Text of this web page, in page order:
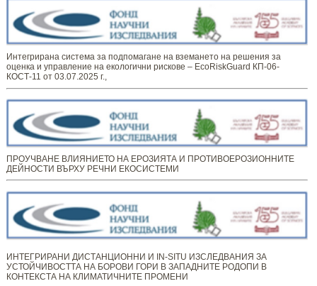
Интегрирана система за подпомагане на вземането на решения за
оценка и управление на екологични рискове – EcoRiskGuard КП-06-
КОСТ-11 от 03.07.2025 г.,
ПРОУЧВАНЕ ВЛИЯНИЕТО НА ЕРОЗИЯТА И ПРОТИВОЕРОЗИОННИТЕ
ДЕЙНОСТИ ВЪРХУ РЕЧНИ ЕКОСИСТЕМИ
ИНТЕГРИРАНИ ДИСТАНЦИОННИ И IN-SITU ИЗСЛЕДВАНИЯ ЗА
УСТОЙЧИВОСТТА НА БОРОВИ ГОРИ В ЗАПАДНИТЕ РОДОПИ В
КОНТЕКСТА НА КЛИМАТИЧНИТЕ ПРОМЕНИ